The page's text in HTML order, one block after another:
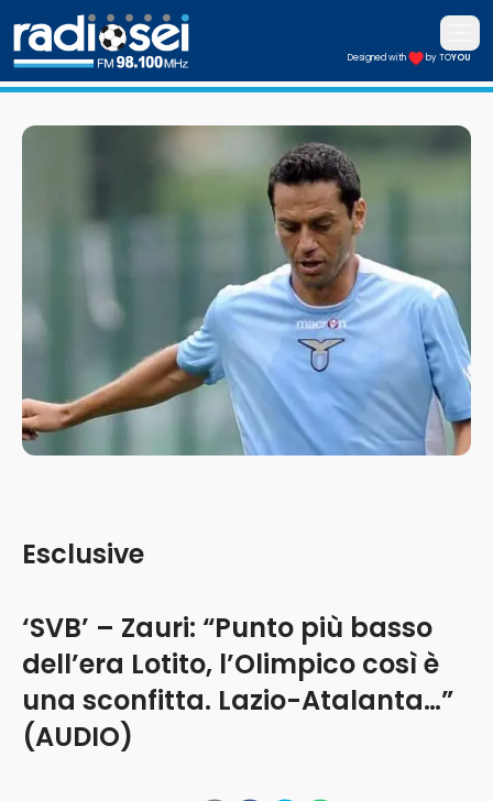
Radiosei 98.100 FM
Apri
Designed with by TOYOU
‘SVB’ – Zauri: “Punto più basso
dell’era Lotito, l’Olimpico così è
una sconfitta. Lazio-Atalanta…”
(AUDIO)
Esclusive